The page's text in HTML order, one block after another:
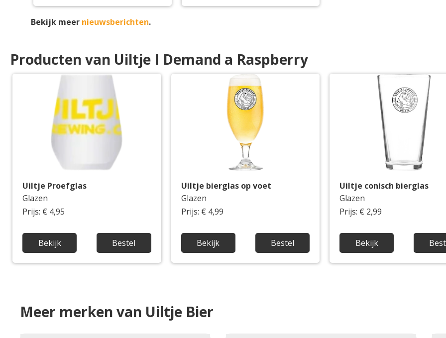
Bekijk meer nieuwsberichten.
Producten van Uiltje I Demand a Raspberry
Uiltje Proefglas
Glazen
Prijs: € 4,95
Bekijk Bestel
Uiltje bierglas op voet
Glazen
Prijs: € 4,99
Bekijk Bestel
Uiltje conisch bierglas
Glazen
Prijs: € 2,99
Bekijk
Meer merken van Uiltje Bier